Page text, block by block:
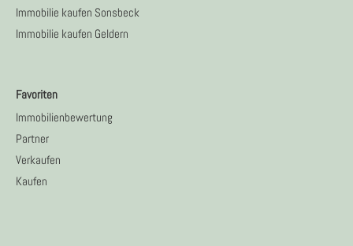
Immobilie kaufen Sonsbeck
Immobilie kaufen Geldern
Favoriten
Immobilienbewertung
Partner
Verkaufen
Kaufen